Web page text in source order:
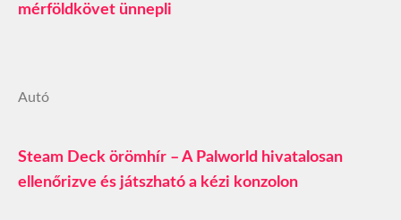
mérföldkövet ünnepli
Autó
Steam Deck örömhír – A Palworld hivatalosan
ellenőrizve és játszható a kézi konzolon